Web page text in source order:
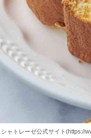
ャトレーゼ公式サイト(https://